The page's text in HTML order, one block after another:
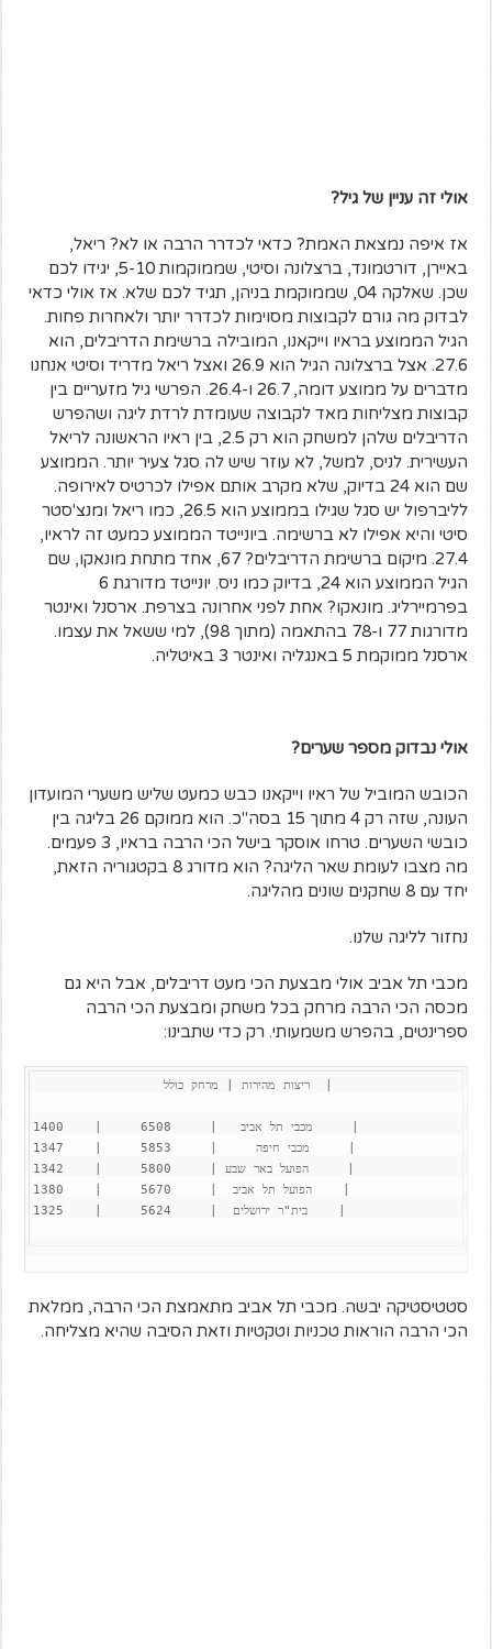
אולי זה עניין של גיל?
אז איפה נמצאת האמת? כדאי לכדרר הרבה או לא? ריאל,
באיירן, דורטמונד, ברצלונה וסיטי, שממוקמות 5-10, יגידו לכם
שכן. שאלקה 04, שממוקמת בניהן, תגיד לכם שלא. אז אולי כדאי
לבדוק מה גורם לקבוצות מסוימות לכדרר יותר ולאחרות פחות.
הגיל הממוצע בראיו וייקאנו, המובילה ברשימת הדריבלים, הוא
27.6. אצל ברצלונה הגיל הוא 26.9 ואצל ריאל מדריד וסיטי אנחנו
מדברים על ממוצע דומה, 26.7 ו-26.4. הפרשי גיל מזעריים בין
קבוצות מצליחות מאד לקבוצה שעומדת לרדת ליגה ושהפרש
הדריבלים שלהן למשחק הוא רק 2.5, בין ראיו הראשונה לריאל
העשירית. לניס, למשל, לא עוזר שיש לה סגל צעיר יותר. הממוצע
שם הוא 24 בדיוק, שלא מקרב אותם אפילו לכרטיס לאירופה.
לליברפול יש סגל שגילו בממוצע הוא 26.5, כמו ריאל ומנצ'סטר
סיטי והיא אפילו לא ברשימה. ביונייטד הממוצע כמעט זה לראיו,
27.4. מיקום ברשימת הדריבלים? 67, אחד מתחת מונאקו, שם
הגיל הממוצע הוא 24, בדיוק כמו ניס. יונייטד מדורגת 6
בפרמיירליג. מונאקו? אחת לפני אחרונה בצרפת. ארסנל ואינטר
מדורגות 77 ו-78 בהתאמה (מתוך 98), למי ששאל את עצמו.
ארסנל ממוקמת 5 באנגליה ואינטר 3 באיטליה.
אולי נבדוק מספר שערים?
הכובש המוביל של ראיו וייקאנו כבש כמעט שליש משערי המועדון
העונה, שזה רק 4 מתוך 15 בסה"כ. הוא ממוקם 26 בליגה בין
כובשי השערים. טרחו אוסקר בישל הכי הרבה בראיו, 3 פעמים.
מה מצבו לעומת שאר הליגה? הוא מדורג 8 בקטגוריה הזאת,
יחד עם 8 שחקנים שונים מהליגה.
נחזור לליגה שלנו.
מכבי תל אביב אולי מבצעת הכי מעט דריבלים, אבל היא גם
מכסה הכי הרבה מרחק בכל משחק ומבצעת הכי הרבה
ספרינטים, בהפרש משמעותי. רק כדי שתבינו:
                 ריצות מהירות | מרחק כולל  |
מכבי תל אביב   |     6508     |    1400     |
מכבי חיפה     |     5853     |    1347     |
הפועל באר שבע |     5800     |    1342     |
הפועל תל אביב  |     5670     |    1380    |
בית"ר ירושלים  |     5624     |    1325    |
סטטיסטיקה יבשה. מכבי תל אביב מתאמצת הכי הרבה, ממלאת
הכי הרבה הוראות טכניות וטקטיות וזאת הסיבה שהיא מצליחה.